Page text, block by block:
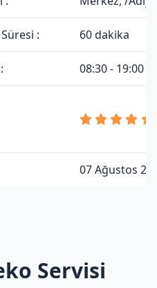
: 60 dakika
08:30 - 19:00
07 Ağustos
Servisi